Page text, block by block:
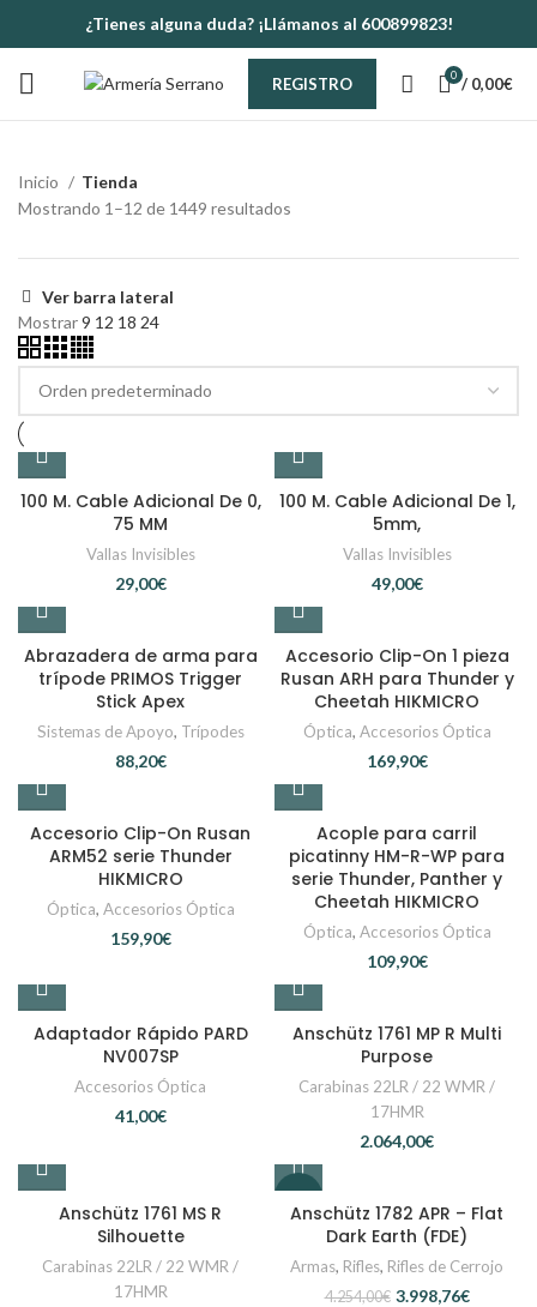
¿Tienes alguna duda? ¡Llámanos al 600899823!
REGISTRO 0 / 0,00€
Inicio
Tienda
Mostrando 1–12 de 1449 resultados
Ver barra lateral
Mostrar9 12 18 24
100 M. Cable Adicional De 0,
75 MM
Vallas Invisibles
€
100 M. Cable Adicional De 1,
5mm,
Vallas Invisibles
€
Abrazadera de arma para
trípode PRIMOS Trigger
Stick Apex
Sistemas de Apoyo, Trípodes
€
Accesorio Clip-On 1 pieza
Rusan ARH para Thunder y
Cheetah HIKMICRO
Óptica, Accesorios Óptica
€
Accesorio Clip-On Rusan
ARM52 serie Thunder
HIKMICRO
Óptica, Accesorios Óptica
€
Acople para carril
picatinny HM-R-WP para
serie Thunder, Panther y
Cheetah HIKMICRO
Óptica, Accesorios Óptica
€
Adaptador Rápido PARD
NV007SP
Accesorios Óptica
€
Anschütz 1761 MP R Multi
Purpose
Carabinas 22LR / 22 WMR /
17HMR
€
Anschütz 1761 MS R
Silhouette
Carabinas 22LR / 22 WMR /
17HMR
Anschütz 1782 APR – Flat
Dark Earth (FDE)
Armas, Rifles, Rifles de Cerrojo
4.254,00€ 3.998,76€